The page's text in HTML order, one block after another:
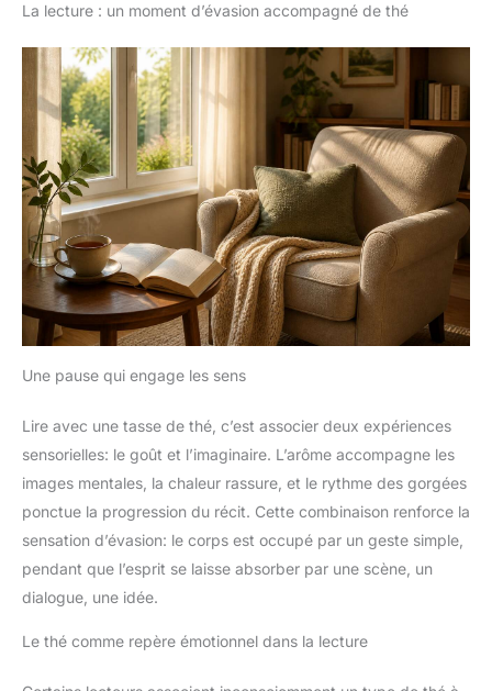
La lecture : un moment d’évasion accompagné de thé
Une pause qui engage les sens
Lire avec une tasse de thé, c’est associer deux expériences
sensorielles: le goût et l’imaginaire. L’arôme accompagne les
images mentales, la chaleur rassure, et le rythme des gorgées
ponctue la progression du récit. Cette combinaison renforce la
sensation d’évasion: le corps est occupé par un geste simple,
pendant que l’esprit se laisse absorber par une scène, un
dialogue, une idée.
Le thé comme repère émotionnel dans la lecture